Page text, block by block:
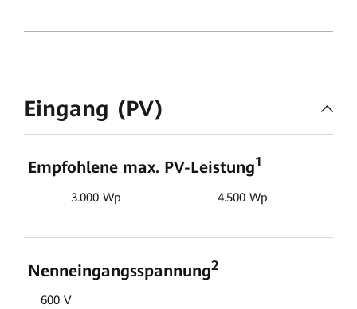
Eingang (PV)
Empfohlene max. PV-Leistung1
3.000 Wp 4.500 Wp
Nenneingangsspannung2
600 V